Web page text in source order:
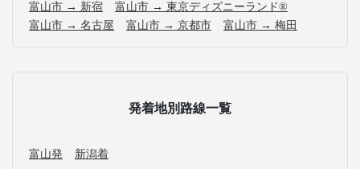
富山市 → 新宿
富山市 → 東京ディズニーランド®
富山市 → 名古屋
富山市 → 京都市 富山市 → 梅田
発着地別路線一覧
富山発 新潟着